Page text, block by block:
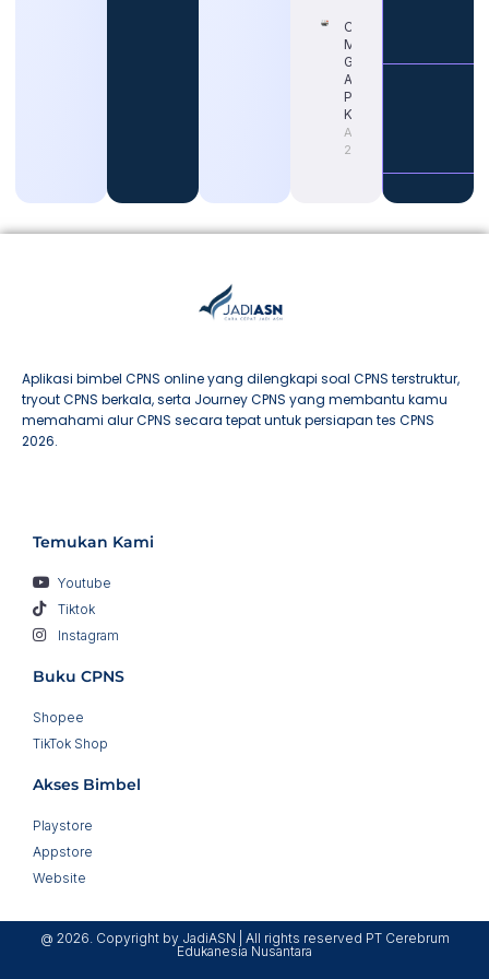
Cara
Memahami
Gaji Guru
ASN untuk
Persiapan
Karier
August 4,
2026
Aplikasi bimbel CPNS online yang dilengkapi soal CPNS terstruktur,
tryout CPNS berkala, serta Journey CPNS yang membantu kamu
memahami alur CPNS secara tepat untuk persiapan tes CPNS
2026.
Temukan Kami
Youtube
Tiktok
Instagram
Buku CPNS
Shopee
TikTok Shop
Akses Bimbel
Playstore
Appstore
Website
@ 2026. Copyright by JadiASN | All rights reserved PT Cerebrum
Edukanesia Nusantara